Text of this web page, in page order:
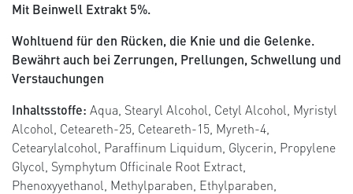
Mit Beinwell Extrakt 5%.
Wohltuend für den Rücken, die Knie und die Gelenke.
Bewährt auch bei Zerrungen, Prellungen, Schwellung und
Verstauchungen
Inhaltsstoffe: Aqua, Stearyl Alcohol, Cetyl Alcohol, Myristyl
Alcohol, Ceteareth-25, Ceteareth-15, Myreth-4,
Cetearylalcohol, Paraffinum Liquidum, Glycerin, Propylene
Glycol, Symphytum Officinale Root Extract,
Phenoxyyethanol, Methylparaben, Ethylparaben,